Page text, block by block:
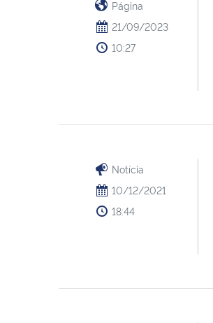
Página
21/09/2023
10:27
Notícia
10/12/2021
18:44